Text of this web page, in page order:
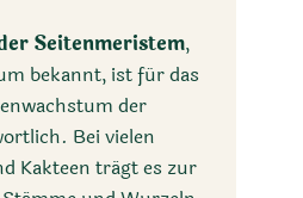
Seitenmeristem,
bekannt, ist für das
der
Bei vielen
Kakteen trägt es zur